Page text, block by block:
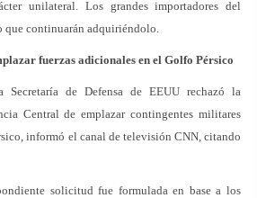
unilateral. Los grandes importadores del
que continuarán adquiriéndolo.
fuerzas adicionales en el Golfo Pérsico
de Defensa de EEUU rechazó la
Central de emplazar contingentes militares
informó el canal de televisión CNN, citando
solicitud fue formulada en base a los